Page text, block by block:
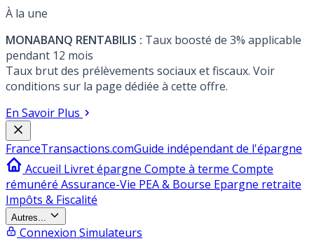
À la une
MONABANQ RENTABILIS : Taux boosté de 3% applicable
pendant 12 mois
Taux brut des prélèvements sociaux et fiscaux. Voir
conditions sur la page dédiée à cette offre.
En Savoir Plus
FranceTransactions.comGuide indépendant de l'épargne
Accueil Livret épargne Compte à terme Compte
rémunéré Assurance-Vie PEA & Bourse Epargne retraite
Impôts & Fiscalité
Autres...
Connexion Simulateurs